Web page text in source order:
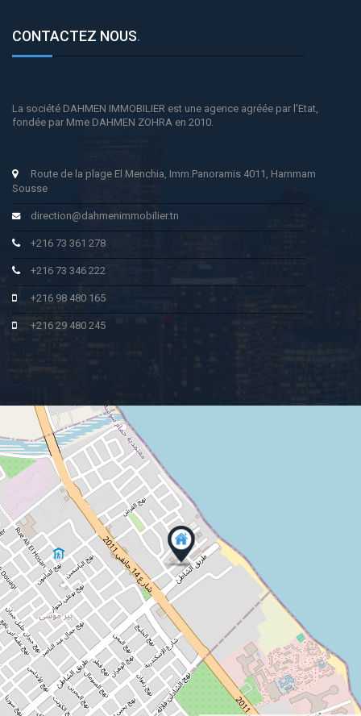
CONTACTEZ NOUS.
La société DAHMEN IMMOBILIER est une agence agréée par l'Etat,
fondée par Mme DAHMEN ZOHRA en 2010.
Route de la plage El Menchia, Imm.Panoramis 4011, Hammam
Sousse
direction@dahmenimmobilier.tn
+216 73 361 278
+216 73 346 222
+216 98 480 165
+216 29 480 245